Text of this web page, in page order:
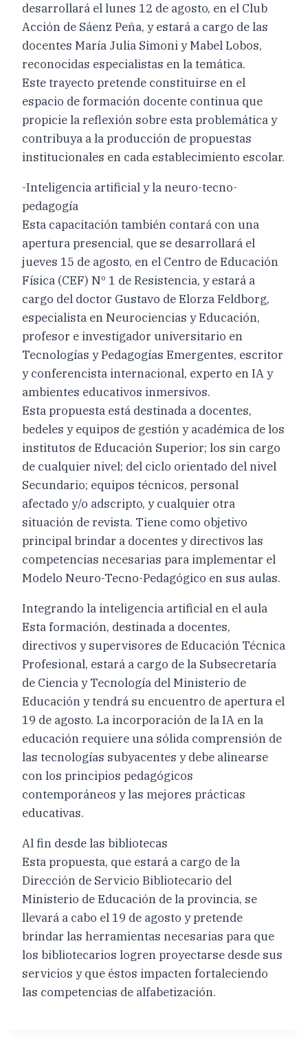
desarrollará el lunes 12 de agosto, en el Club
Acción de Sáenz Peña, y estará a cargo de las
docentes María Julia Simoni y Mabel Lobos,
reconocidas especialistas en la temática.
Este trayecto pretende constituirse en el
espacio de formación docente continua que
propicie la reflexión sobre esta problemática y
contribuya a la producción de propuestas
institucionales en cada establecimiento escolar.
-Inteligencia artificial y la neuro-tecno-
pedagogía
Esta capacitación también contará con una
apertura presencial, que se desarrollará el
jueves 15 de agosto, en el Centro de Educación
Física (CEF) Nº 1 de Resistencia, y estará a
cargo del doctor Gustavo de Elorza Feldborg,
especialista en Neurociencias y Educación,
profesor e investigador universitario en
Tecnologías y Pedagogías Emergentes, escritor
y conferencista internacional, experto en IA y
ambientes educativos inmersivos.
Esta propuesta está destinada a docentes,
bedeles y equipos de gestión y académica de los
institutos de Educación Superior; los sin cargo
de cualquier nivel; del ciclo orientado del nivel
Secundario; equipos técnicos, personal
afectado y/o adscripto, y cualquier otra
situación de revista. Tiene como objetivo
principal brindar a docentes y directivos las
competencias necesarias para implementar el
Modelo Neuro-Tecno-Pedagógico en sus aulas.
Integrando la inteligencia artificial en el aula
Esta formación, destinada a docentes,
directivos y supervisores de Educación Técnica
Profesional, estará a cargo de la Subsecretaría
de Ciencia y Tecnología del Ministerio de
Educación y tendrá su encuentro de apertura el
19 de agosto. La incorporación de la IA en la
educación requiere una sólida comprensión de
las tecnologías subyacentes y debe alinearse
con los principios pedagógicos
contemporáneos y las mejores prácticas
educativas.
Al fin desde las bibliotecas
Esta propuesta, que estará a cargo de la
Dirección de Servicio Bibliotecario del
Ministerio de Educación de la provincia, se
llevará a cabo el 19 de agosto y pretende
brindar las herramientas necesarias para que
los bibliotecarios logren proyectarse desde sus
servicios y que éstos impacten fortaleciendo
las competencias de alfabetización.